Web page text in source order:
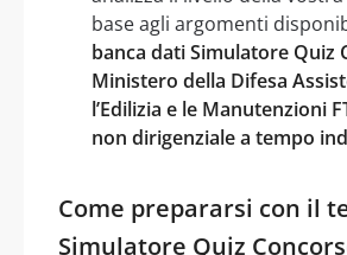
base agli argomenti
banca dati Simulatore Quiz
Ministero della Difesa
l’Edilizia e le Manutenzioni
non dirigenziale a tempo
Come prepararsi con il
Simulatore Quiz